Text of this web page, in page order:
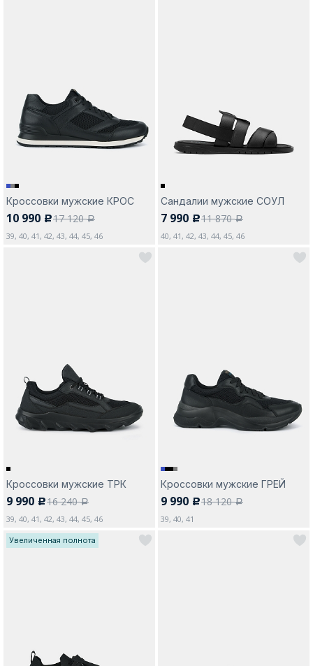
Кроссовки мужские КРОС
10 990 c17 120a
39, 40, 41, 42, 43, 44, 45, 46
Сандалии мужские СОУЛ
7 990 c11 870a
40, 41, 42, 43, 44, 45, 46
Кроссовки мужские ТРК
9 990 c16 240a
39, 40, 41, 42, 43, 44, 45, 46
Кроссовки мужские ГРЕЙ
9 990 c18 120a
39, 40, 41
Увеличенная полнота